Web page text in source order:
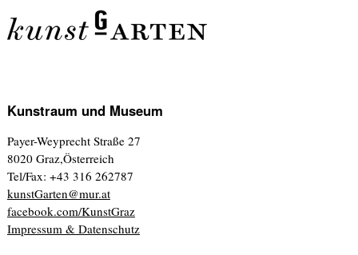
Kunstraum und Museum
Payer-Weyprecht Straße 27
8020 Graz,Österreich
Tel/Fax: +43 316 262787
kunstGarten@mur.at
facebook.com/KunstGraz
Impressum & Datenschutz